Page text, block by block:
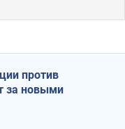
против
за новыми